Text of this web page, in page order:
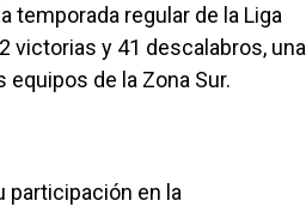
temporada regular de la Liga
victorias y 41 descalabros, una
de la Zona Sur.
participación en la